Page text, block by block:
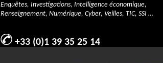
Enquêtes, Investigations, Intelligence économique,
Renseignement, Numérique, Cyber, Veilles, TIC, SSI …
+33 (0)1 39 35 25 14